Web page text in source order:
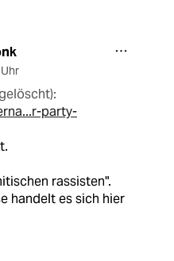
party-
rassisten".
handelt es sich hier